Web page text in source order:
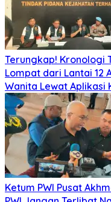
Terungkap! Kronologi
Lompat dari Lantai 12
Wanita Lewat Aplikasi
Ketum PWI Pusat